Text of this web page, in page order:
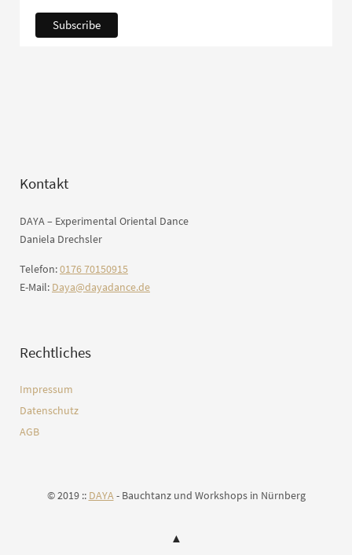
Kontakt
DAYA – Experimental Oriental Dance
Daniela Drechsler
Telefon:0176 70150915
E-Mail: Daya@dayadance.de
Rechtliches
Impressum
Datenschutz
AGB
© 2019 :: DAYA - Bauchtanz und Workshops in Nürnberg